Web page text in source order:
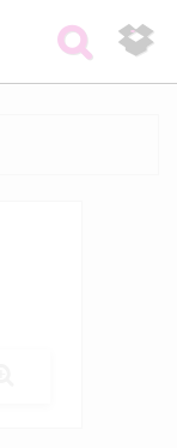
 